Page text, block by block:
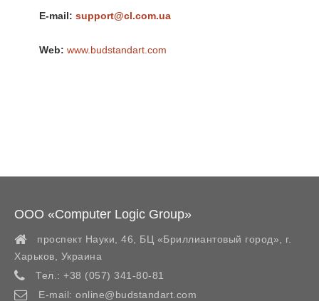
E-mail: support@cl.com.ua
Web: www.budstandart.com
ООО «Computer Logic Group»
проспект Науки, 46, БЦ «Бриллиантовый город»,
г.
Харьков
Украина
Тел.: +38 (057) 341-80-81
E-mail: online@budstandart.com